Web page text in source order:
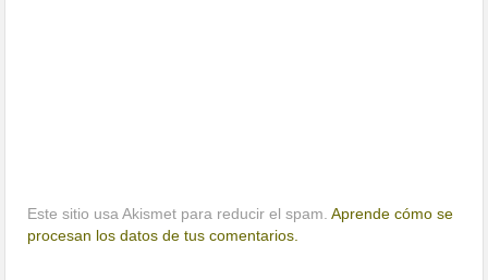
Este sitio usa Akismet para reducir el spam.Aprende cómo se
procesan los datos de tus comentarios.